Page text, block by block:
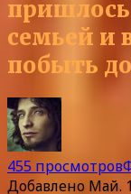
семьей и
побыть
455 просмотров
Добавлено Май.